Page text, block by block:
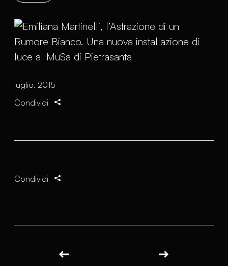
luglio, 2015
Condividi
Condividi